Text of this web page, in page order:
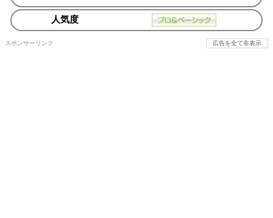
人気度
スポンサーリンク 広告を全て非表示